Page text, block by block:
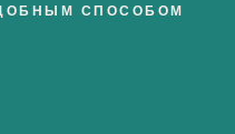
СПОСОБОМ